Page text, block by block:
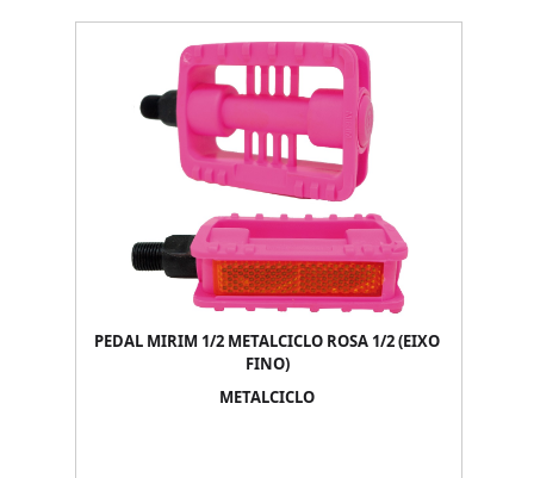
PEDAL MIRIM 1/2 METALCICLO ROSA 1/2 (EIXO
FINO)
METALCICLO